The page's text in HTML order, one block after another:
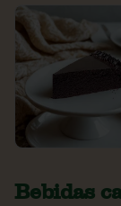
Bebidas